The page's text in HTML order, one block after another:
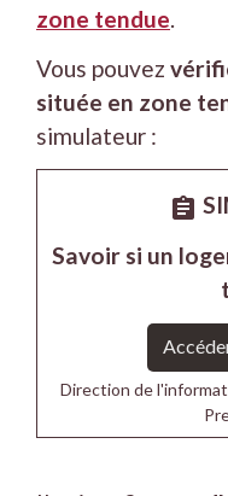
zone tendue
Vous pouvez
située en zone
simulateur :
assignment
Savoir si un
Direction de